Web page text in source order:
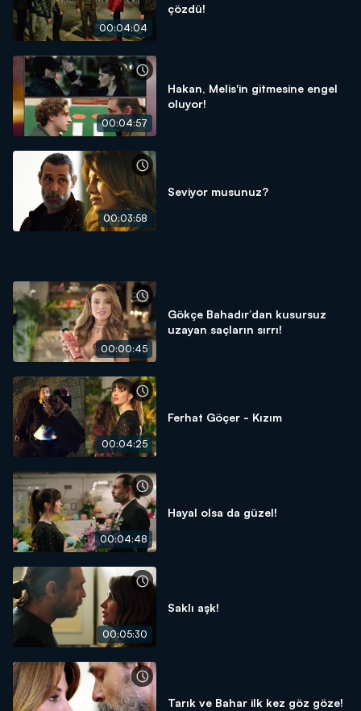
00:04:04
çözdü!
00:04:57
Hakan, Melis'in gitmesine engel
oluyor!
00:03:58
Seviyor musunuz?
00:00:45
Gökçe Bahadır’dan kusursuz
uzayan saçların sırrı!
00:04:25
Ferhat Göçer - Kızım
00:04:48
Hayal olsa da güzel!
00:05:30
Saklı aşk!
Tarık ve Bahar ilk kez göz göze!